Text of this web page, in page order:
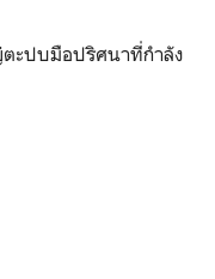
ตะปบมือปริศนาที่กำลัง